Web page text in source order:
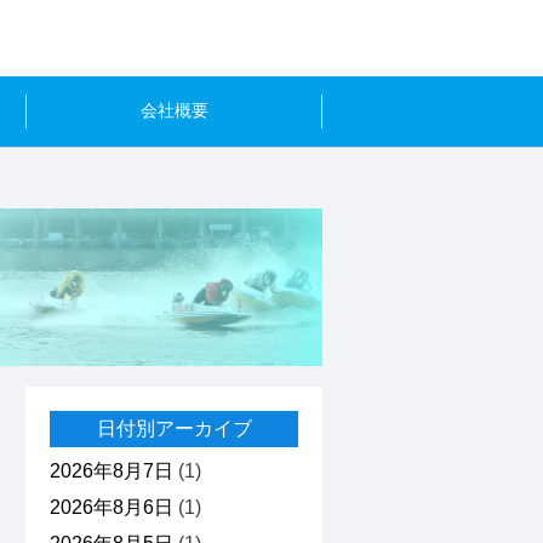
会社概要
日付別アーカイブ
2026年8月7日 (1)
2026年8月6日 (1)